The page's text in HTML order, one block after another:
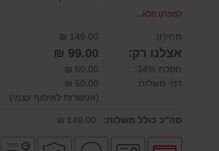
למפרט מלא...
מחירון: 149.00 ₪
אצלנו רק: 99.00 ₪
חסכת 34%:
50.00 ₪
דמי משלוח:
50.00 ₪
(אפשרות לאיסוף עצמי)
סה"כ כולל משלוח:
לחץ
יבואן
שירות
קניה מהיר